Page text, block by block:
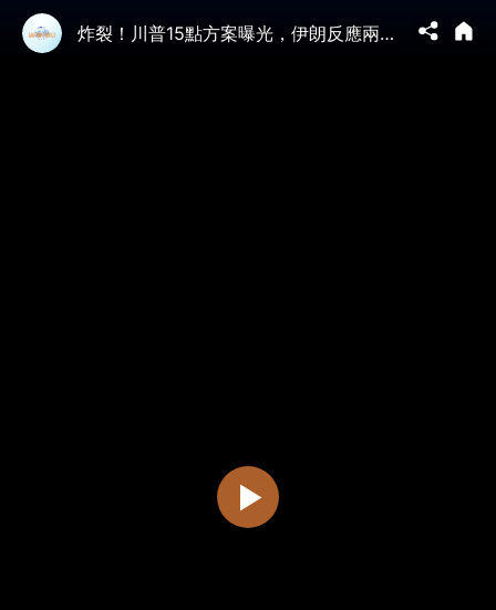
炸裂！川普15點方案曝光，伊朗反應兩極；海灣兩國要參戰！伊朗送禮川普大喜；以色列:作戰計劃不變| 靖遠開講 |唐靖遠 | 2026.03.24